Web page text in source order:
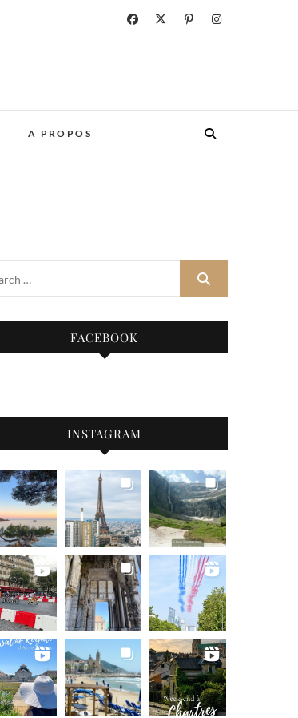
A PROPOS
FACEBOOK
INSTAGRAM